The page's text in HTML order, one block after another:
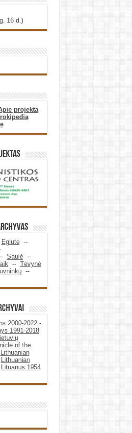
16 d.)
projekta
Eglutė--
Saulė--
-- Tėvynė
--
2000-2022-
1991-2018
of the
Lithuanian
Lithuanian
Lituanus 1954